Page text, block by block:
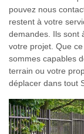
pouvez nous
restent à votre
demandes. Ils sont
votre projet. Que
sommes capables
terrain ou votre
déplacer dans tout